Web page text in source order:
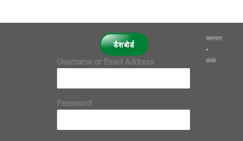
डैशबोर्ड
Username or Email Address
Password
सदस्यता
+
संपर्क